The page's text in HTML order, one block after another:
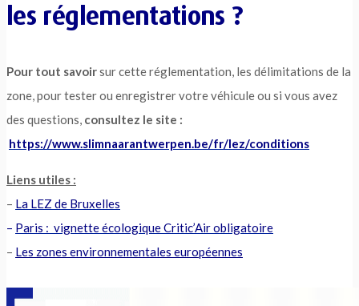
les réglementations ?
Pour tout savoirsur cette réglementation, les délimitations de la
zone, pour tester ou enregistrer votre véhicule ou si vous avez
des questions, consultez le site :
https://www.slimnaarantwerpen.be/fr/lez/conditions
Liens utiles :
– La LEZ de Bruxelles
– Paris : vignette écologique Critic’Air obligatoire
– Les zones environnementales européennes